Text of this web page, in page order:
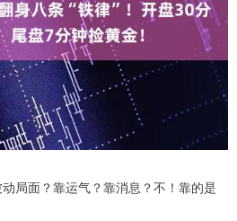
局面？靠运气？靠消息？不！靠的是